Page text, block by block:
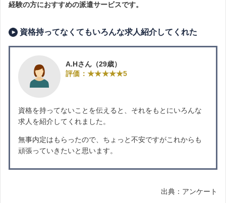
経験の方におすすめの派遣サービスです。
資格持ってなくてもいろんな求人紹介してくれた
A.Hさん（29歳）
評価：★★★★★5
資格を持ってないことを伝えると、それをもとにいろんな
求人を紹介してくれました。
無事内定はもらったので、ちょっと不安ですがこれからも
頑張っていきたいと思います。
出典：アンケート